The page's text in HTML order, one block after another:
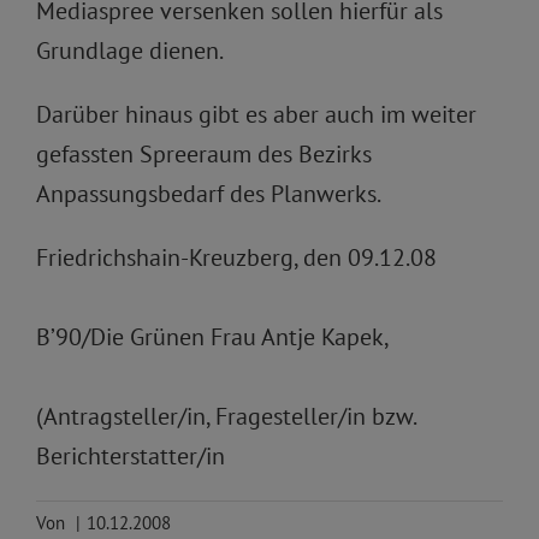
Mediaspree versenken sollen hierfür als
Grundlage dienen.
Darüber hinaus gibt es aber auch im weiter
gefassten Spreeraum des Bezirks
Anpassungsbedarf des Planwerks.
Friedrichshain-Kreuzberg, den 09.12.08
B’90/Die Grünen Frau Antje Kapek,
(Antragsteller/in, Fragesteller/in bzw.
Berichterstatter/in
Von | 10.12.2008